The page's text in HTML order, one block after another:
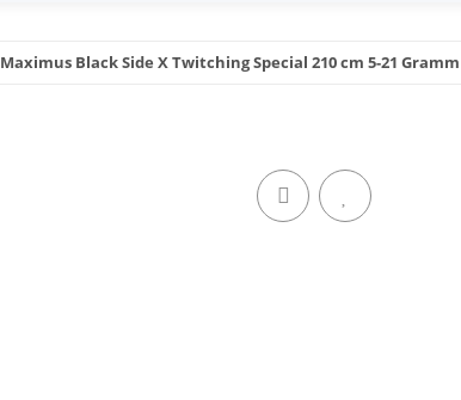
Maximus Black Side X Twitching Special 210 cm 5-21 Gramm